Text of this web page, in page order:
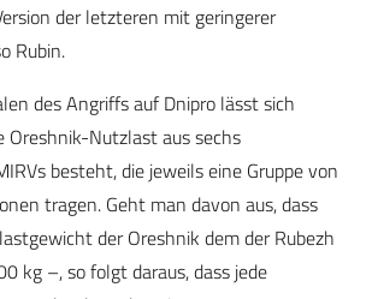
der letzteren mit geringerer
Rubin.
des Angriffs auf Dnipro lässt sich
Oreshnik-Nutzlast aus sechs
besteht, die jeweils eine Gruppe von
tragen. Geht man davon aus, dass
der Oreshnik dem der Rubezh
kg –, so folgt daraus, dass jede